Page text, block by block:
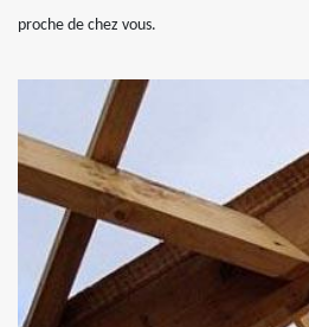
proche de chez vous.